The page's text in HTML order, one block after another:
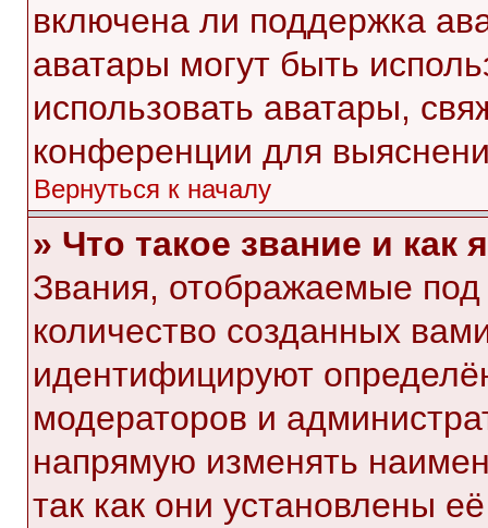
включена ли поддержка
аватары могут быть
использовать аватары,
конференции для
Вернуться к началу
» Что такое звание и как
Звания, отображаемые
количество созданных
идентифицируют
модераторов и
напрямую изменять
так как они установлены